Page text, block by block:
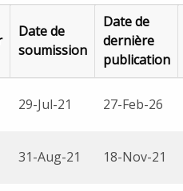
Date de
soumission
Date de
dernière
publication
29-Jul-21 27-Feb-26
31-Aug-21 18-Nov-21